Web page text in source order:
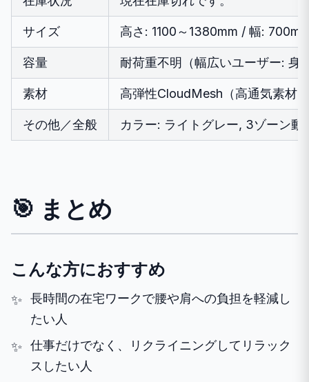
サイズ 高さ: 1100～1380mm / 幅:
容量 耐荷重不明（幅広いユーザー: 身
素材 高弾性CloudMesh（高通気素材）
その他／全般 カラー: ライトグレー, 3ゾーン
🎯 まとめ
こんな方におすすめ
長時間の在宅ワークで腰や肩への負担を軽減し
たい人
仕事だけでなく、リクライニングしてリラック
スしたい人